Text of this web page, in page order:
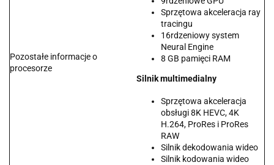
Pozostałe informacje o
procesorze
Sprzętowa akceleracja ray
tracingu
16rdzeniowy system
Neural Engine
8 GB pamięci RAM
Silnik multimedialny
Sprzętowa akceleracja
obsługi 8K HEVC, 4K
H.264, ProRes i ProRes
RAW
Silnik dekodowania wideo
Silnik kodowania wideo